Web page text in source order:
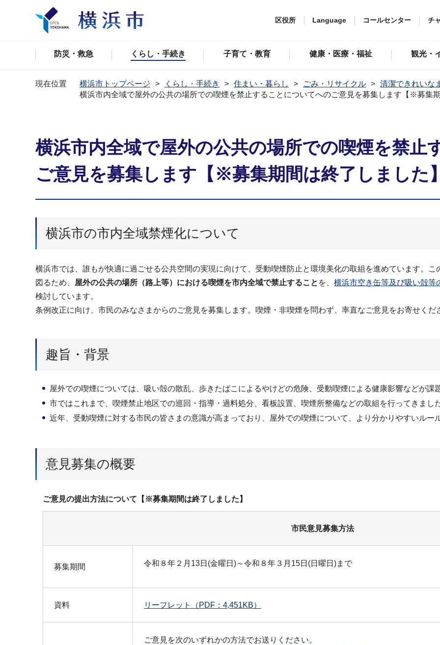
区役所 Language コールセンター チ
防災・救急 くらし・手続き 子育て・教育 健康・医療・福祉 観光・
現在位置 横浜市トップページ くらし・手続き 住まい・暮らし ごみ・リサイクル
清潔できれいな
横浜市内全域で屋外の公共の場所での喫煙を禁止することについてへのご意見を募集します【※募集
横浜市内全域で屋外の公共の場所での喫煙を禁止
ご意見を募集します【※募集期間は終了しました
横浜市の市内全域禁煙化について
横浜市では、誰もが快適に過ごせる公共空間の実現に向けて、受動喫煙防止と環境美化の取組を進めています。
図るため、 屋外の公共の場所（路上等）における喫煙を市内全域で禁止すること を、 横浜市空き缶等及び吸い殻等
検討しています。
条例改正に向け、市民のみなさまからのご意見を募集します。喫煙・非喫煙を問わず、率直なご意見をお寄せく
趣旨・背景
屋外での喫煙については、吸い殻の散乱、歩きたばこによるやけどの危険、受動喫煙による健康影響などが課
市ではこれまで、喫煙禁止地区での巡回・指導・過料処分、看板設置、喫煙所整備などの取組を行ってきまし
近年、受動喫煙に対する市民の皆さまの意識が高まっており、屋外での喫煙について、より分かりやすいルー
意見募集の概要
ご意見の提出方法について【※募集期間は終了しました】
市民意見募集方法
募集期間 令和８年２月13日(金曜日)～令和８年３月15日(日曜日)まで
資料 リーフレット（PDF：4,451KB）
ご意見を次のいずれかの方法でお送りください。